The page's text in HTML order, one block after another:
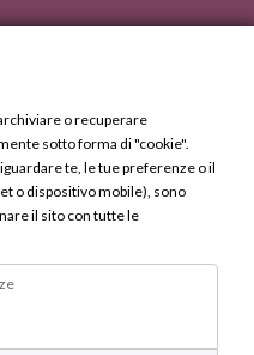
ma Calabrese.
Gourmet. Tutti i diritti
o recuperare
sotto forma di "cookie".
te, le tue preferenze o il
o dispositivo mobile), sono
il sito con tutte le